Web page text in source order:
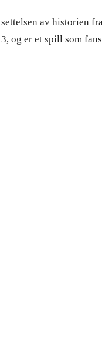
av historien
og er et spill som